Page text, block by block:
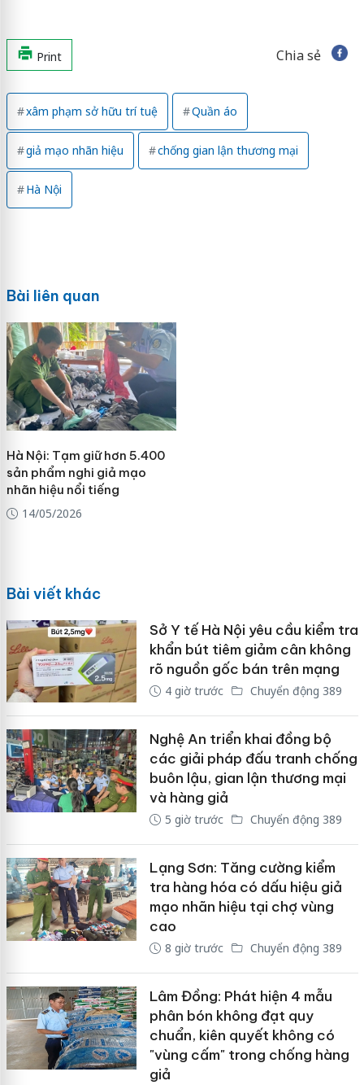
Print Chia sẻ
xâm phạm sở hữu trí tuệ Quần áo
giả mạo nhãn hiệu chống gian lận thương mại
Hà Nội
Bài liên quan
Hà Nội: Tạm giữ hơn 5.400
sản phẩm nghi giả mạo
nhãn hiệu nổi tiếng
14/05/2026
Bài viết khác
Sở Y tế Hà Nội yêu cầu kiểm tra
khẩn bút tiêm giảm cân không
rõ nguồn gốc bán trên mạng
4 giờ trước Chuyển động 389
Nghệ An triển khai đồng bộ
các giải pháp đấu tranh chống
buôn lậu, gian lận thương mại
và hàng giả
5 giờ trước Chuyển động 389
Lạng Sơn: Tăng cường kiểm
tra hàng hóa có dấu hiệu giả
mạo nhãn hiệu tại chợ vùng
cao
8 giờ trước Chuyển động 389
Lâm Đồng: Phát hiện 4 mẫu
phân bón không đạt quy
chuẩn, kiên quyết không có
"vùng cấm" trong chống hàng
giả